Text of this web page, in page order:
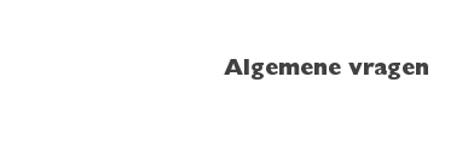
Algemene vragen